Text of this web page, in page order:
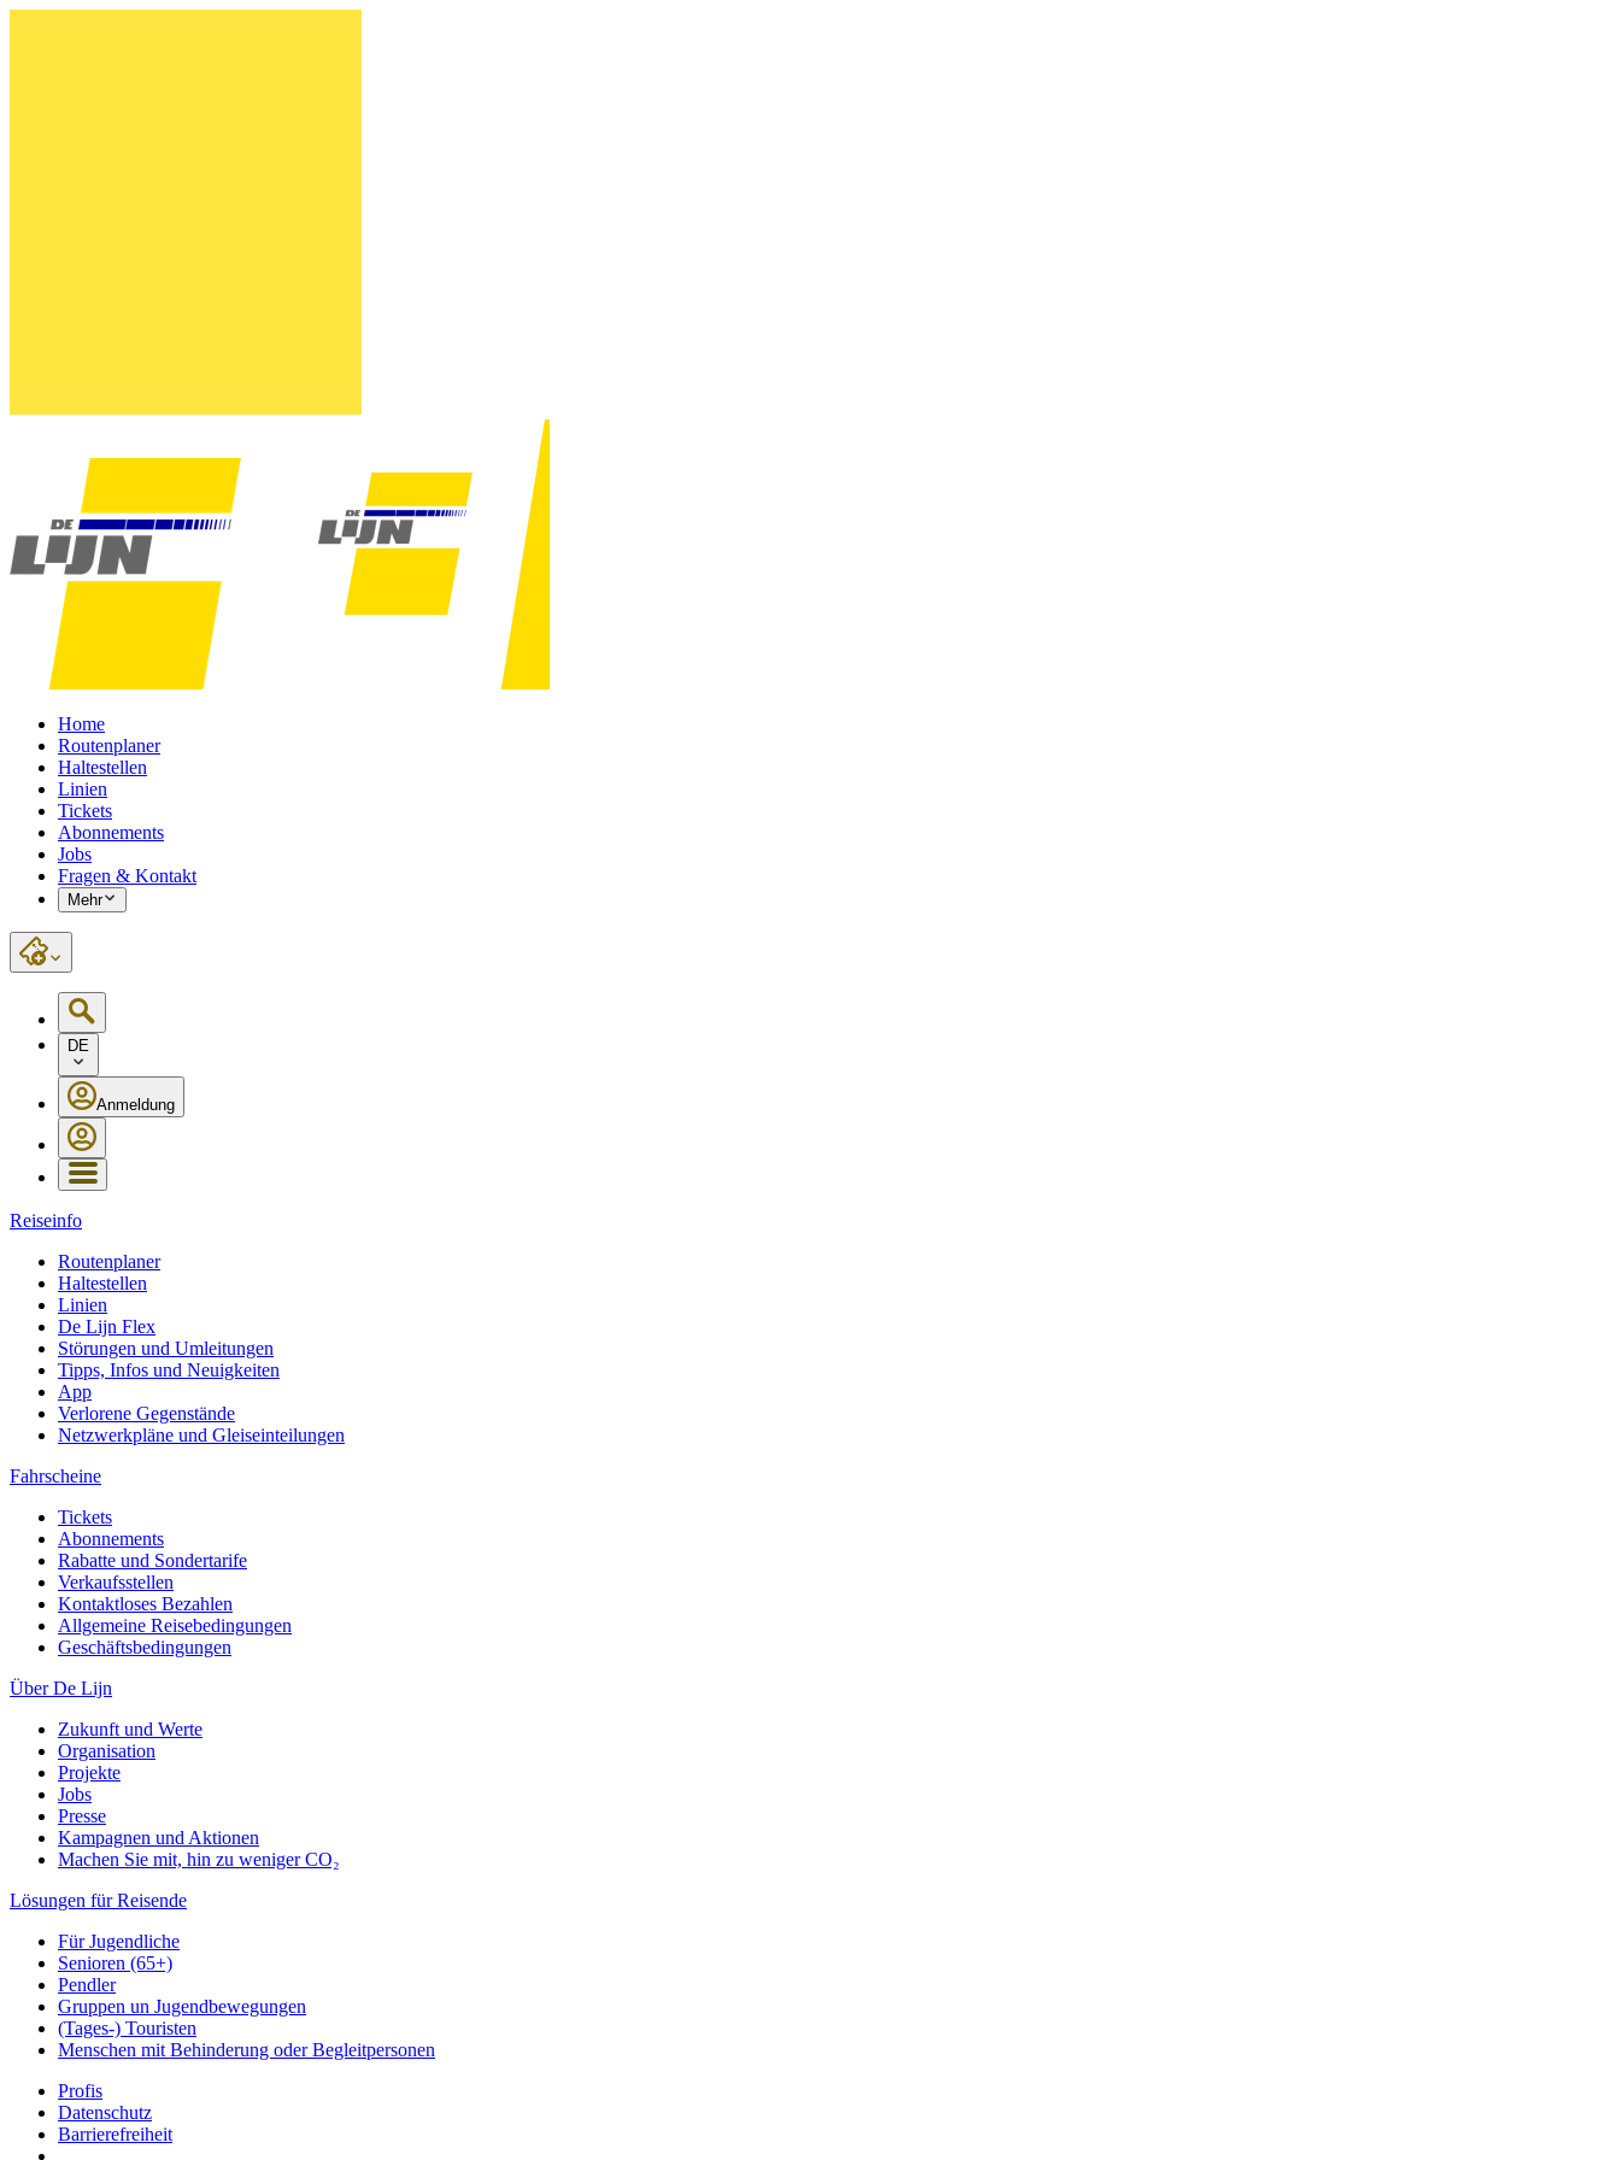
Home
Routenplaner
Haltestellen
Linien
Tickets
Abonnements
Jobs
Fragen & Kontakt
Mehr
DE
Anmeldung
Reiseinfo
Routenplaner
Haltestellen
Linien
De Lijn Flex
Störungen und Umleitungen
Tipps, Infos und Neuigkeiten
App
Verlorene Gegenstände
Netzwerkpläne und Gleiseinteilungen
Fahrscheine
Tickets
Abonnements
Rabatte und Sondertarife
Verkaufsstellen
Kontaktloses Bezahlen
Allgemeine Reisebedingungen
Geschäftsbedingungen
Über De Lijn
Zukunft und Werte
Organisation
Projekte
Jobs
Presse
Kampagnen und Aktionen
Machen Sie mit, hin zu weniger CO₂
Lösungen für Reisende
Für Jugendliche
Senioren (65+)
Pendler
Gruppen un Jugendbewegungen
(Tages-) Touristen
Menschen mit Behinderung oder Begleitpersonen
Profis
Datenschutz
Barrierefreiheit